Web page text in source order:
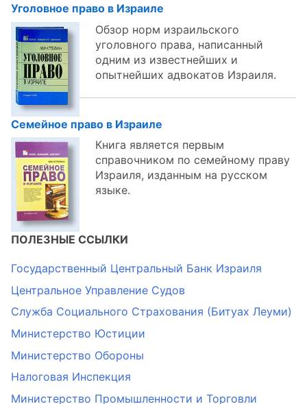
Уголовное право в Израиле
Обзор норм израильского
уголовного права, написанный
одним из известнейших и
опытнейших адвокатов Израиля.
Семейное право в Израиле
Книга является первым
справочником по семейному праву
Израиля, изданным на русском
языке.
ПОЛЕЗНЫЕ ССЫЛКИ
Государственный Центральный Банк Израиля
Центральное Управление Судов
Служба Социального Страхования (Битуах Леуми)
Министерство Юстиции
Министерство Обороны
Налоговая Инспекция
Министерство Промышленности и Торговли